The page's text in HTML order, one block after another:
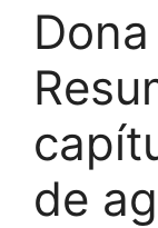
de